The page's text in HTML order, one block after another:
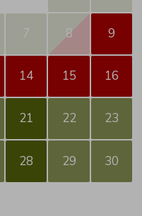
7 8 9
14 15 16
21 22 23
28 29 30